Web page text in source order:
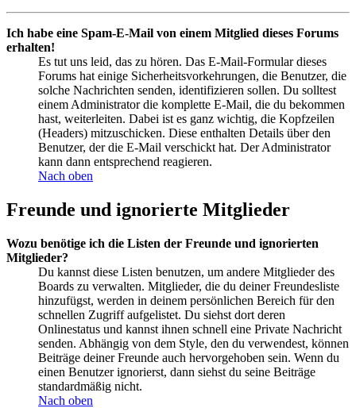
Ich habe eine Spam-E-Mail von einem Mitglied dieses Forums
erhalten!
Es tut uns leid, das zu hören. Das E-Mail-Formular dieses
Forums hat einige Sicherheitsvorkehrungen, die Benutzer, die
solche Nachrichten senden, identifizieren sollen. Du solltest
einem Administrator die komplette E-Mail, die du bekommen
hast, weiterleiten. Dabei ist es ganz wichtig, die Kopfzeilen
(Headers) mitzuschicken. Diese enthalten Details über den
Benutzer, der die E-Mail verschickt hat. Der Administrator
kann dann entsprechend reagieren.
Nach oben
Freunde und ignorierte Mitglieder
Wozu benötige ich die Listen der Freunde und ignorierten
Mitglieder?
Du kannst diese Listen benutzen, um andere Mitglieder des
Boards zu verwalten. Mitglieder, die du deiner Freundesliste
hinzufügst, werden in deinem persönlichen Bereich für den
schnellen Zugriff aufgelistet. Du siehst dort deren
Onlinestatus und kannst ihnen schnell eine Private Nachricht
senden. Abhängig von dem Style, den du verwendest, können
Beiträge deiner Freunde auch hervorgehoben sein. Wenn du
einen Benutzer ignorierst, dann siehst du seine Beiträge
standardmäßig nicht.
Nach oben